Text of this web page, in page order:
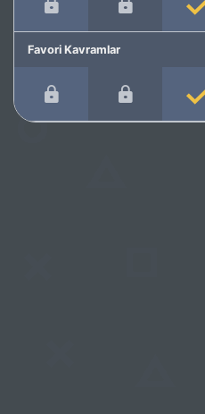
Favori Kavramlar